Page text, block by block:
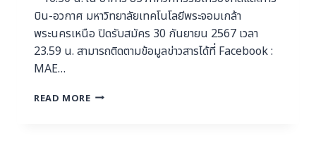
บิน-อวกาศ มหาวิทยาลัยเทคโนโลยีพระจอมเกล้า
พระนครเหนือ ปิดรับสมัคร 30 กันยายน 2567 เวลา
23.59 น. สามารถติดตามข้อมูลข่าวสารได้ที่ Facebook :
MAE…
READ MORE